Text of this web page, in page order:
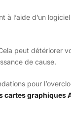
l’aide d’un
peut détériorer
de cause.
pour
graphiques